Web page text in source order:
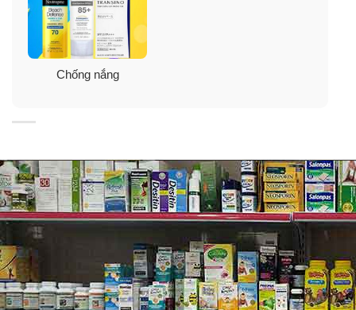
Hướng dẫn sử dụng kem chống nắng
Neutrogena Sensitive Skin SPF 60+
– Nên bôi trước 15 – 20 phút khi bạn chuẩn bị ra ngoài
để kem có thể ngấm sâu vào da và phát huy tác dụng.
Chống nắng